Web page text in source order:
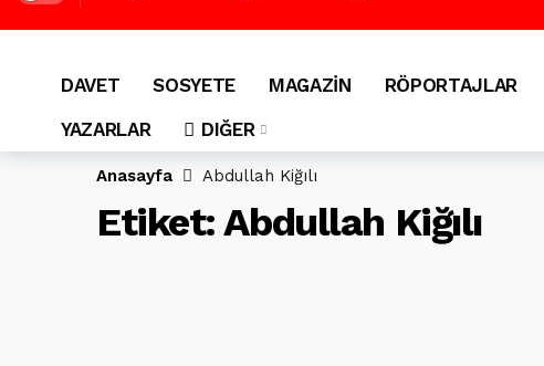
DAVET SOSYETE MAGAZİN RÖPORTAJLAR
YAZARLAR
DIĞER
Anasayfa Abdullah Kiğılı
Etiket:Abdullah Kiğılı